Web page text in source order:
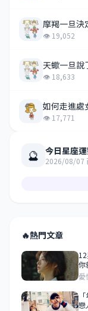
摩羯一旦決
👁 19,052
天蠍一旦說
👁 18,633
如何走進處
👁 17,771
🔮 今日星座
2026/08/07
🔥熱門文章
你
愛
戀